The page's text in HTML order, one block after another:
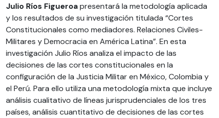
Julio Ríos Figueroapresentará la metodología aplicada
y los resultados de su investigación titulada “Cortes
Constitucionales como mediadores. Relaciones Civiles-
Militares y Democracia en América Latina”. En esta
investigación Julio Ríos analiza el impacto de las
decisiones de las cortes constitucionales en la
configuración de la Justicia Militar en México, Colombia y
el Perú. Para ello utiliza una metodología mixta que incluye
análisis cualitativo de líneas jurisprudenciales de los tres
países, análisis cuantitativo de decisiones de las cortes